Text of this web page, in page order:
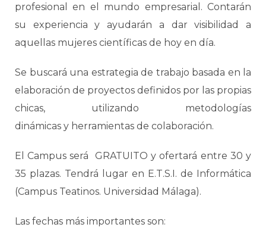
profesional en el mundo empresarial. Contarán
su experiencia y ayudarán a dar visibilidad a
aquellas mujeres científicas de hoy en día.
Se buscará una estrategia de trabajo basada en la
elaboración de proyectos definidos por las propias
chicas, utilizando metodologías
dinámicas y herramientas de colaboración.
El Campus será GRATUITO y ofertará entre 30 y
35 plazas. Tendrá lugar en E.T.S.I. de Informática
(Campus Teatinos. Universidad Málaga).
Las fechas más importantes son: